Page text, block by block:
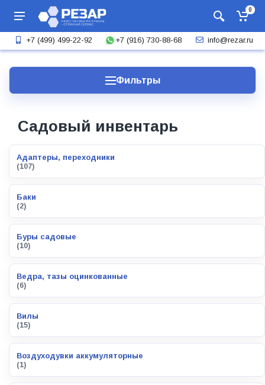
0
+7 (499) 499-22-92 +7 (916) 730-88-68 info@rezar.ru
Фильтры
Садовый инвентарь
Адаптеры, переходники
(107)
Баки
(2)
Буры садовые
(10)
Ведра, тазы оцинкованные
(6)
Вилы
(15)
Воздуходувки аккумуляторные
(1)